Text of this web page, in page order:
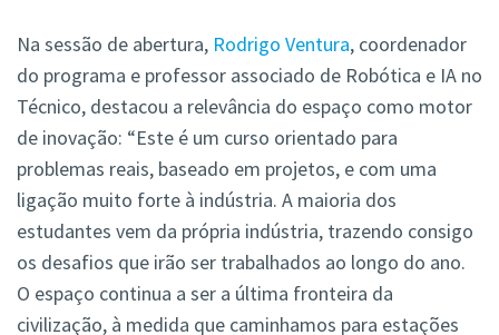
Na sessão de abertura, Rodrigo Ventura, coordenador
do programa e professor associado de Robótica e IA no
Técnico, destacou a relevância do espaço como motor
de inovação: “Este é um curso orientado para
problemas reais, baseado em projetos, e com uma
ligação muito forte à indústria. A maioria dos
estudantes vem da própria indústria, trazendo consigo
os desafios que irão ser trabalhados ao longo do ano.
O espaço continua a ser a última fronteira da
civilização, à medida que caminhamos para estações